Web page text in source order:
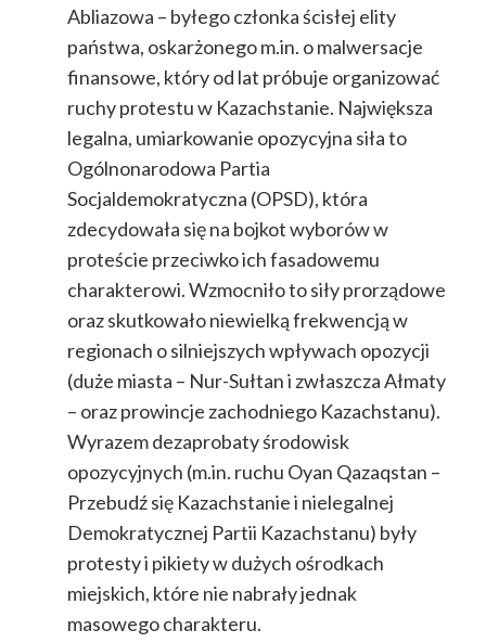
Abliazowa – byłego członka ścisłej elity
państwa, oskarżonego m.in. o malwersacje
finansowe, który od lat próbuje organizować
ruchy protestu w Kazachstanie. Największa
legalna, umiarkowanie opozycyjna siła to
Ogólnonarodowa Partia
Socjaldemokratyczna (OPSD), która
zdecydowała się na bojkot wyborów w
proteście przeciwko ich fasadowemu
charakterowi. Wzmocniło to siły prorządowe
oraz skutkowało niewielką frekwencją w
regionach o silniejszych wpływach opozycji
(duże miasta – Nur-Sułtan i zwłaszcza Ałmaty
– oraz prowincje zachodniego Kazachstanu).
Wyrazem dezaprobaty środowisk
opozycyjnych (m.in. ruchu Oyan Qazaqstan –
Przebudź się Kazachstanie i nielegalnej
Demokratycznej Partii Kazachstanu) były
protesty i pikiety w dużych ośrodkach
miejskich, które nie nabrały jednak
masowego charakteru.